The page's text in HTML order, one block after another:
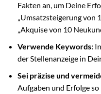
Fakten an, um Deine
„Umsatzsteigerung von
„Akquise von 10
Verwende Keywords:
der Stellenanzeige in
Sei präzise und
Aufgaben und Erfolge